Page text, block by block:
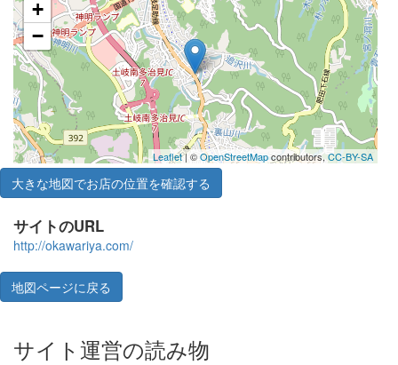
+
−
Leaflet| ©OpenStreetMapcontributors,CC-BY-SA
大きな地図でお店の位置を確認する
サイトのURL
http://okawariya.com/
地図ページに戻る
サイト運営の読み物